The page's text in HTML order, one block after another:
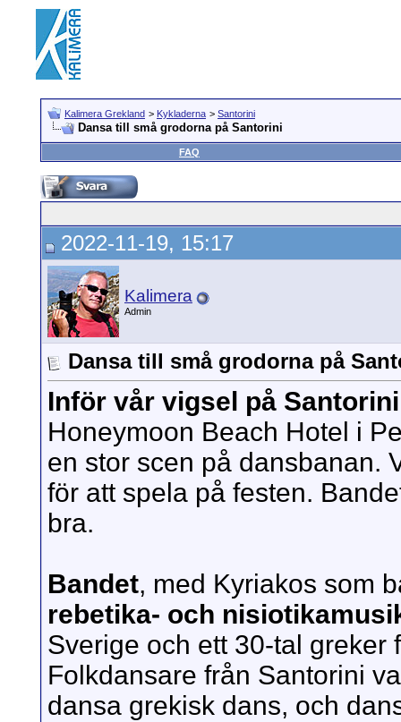
Kalimera Grekland > Kykladerna > Santorini
Dansa till små grodorna på Santorini
FAQ
2022-11-19, 15:17
Kalimera
Admin
Dansa till små grodorna på
Inför vår vigsel på Santorini
Honeymoon Beach Hotel i
en stor scen på dansbanan.
för att spela på festen.
bra.
Bandet, med Kyriakos som
rebetika- och
Sverige och ett 30-tal greker
Folkdansare från Santorini
dansa grekisk dans, och